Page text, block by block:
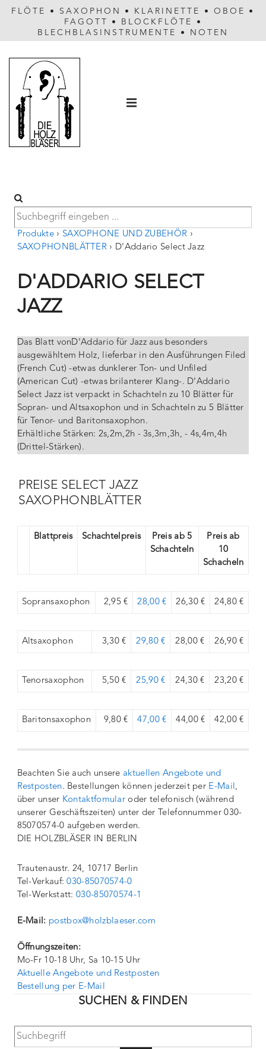
FLÖTE • SAXOPHON • KLARINETTE • OBOE
•
FAGOTT
• BLOCKFLÖTE
•
BLECHBLASINSTRUMENTE
• NOTEN
Produkte › SAXOPHONE UND ZUBEHÖR ›
SAXOPHONBLÄTTER › D'Addario Select Jazz
D'ADDARIO SELECT
JAZZ
Das Blatt vonD'Addario für Jazz aus besonders
ausgewähltem Holz, lieferbar in den Ausführungen Filed
(French Cut) -etwas dunklerer Ton- und Unfiled
(American Cut) -etwas brilanterer Klang-. D'Addario
Select Jazz ist verpackt in Schachteln zu 10 Blätter für
Sopran- und Altsaxophon und in Schachteln zu 5 Blätter
für Tenor- und Baritonsaxophon.
Erhältliche Stärken: 2s,2m,2h - 3s,3m,3h, - 4s,4m,4h
(Drittel-Stärken).
PREISE SELECT JAZZ
SAXOPHONBLÄTTER
Blattpreis Schachtelpreis
Preis ab 5
Schachteln
Preis ab
10
Schacheln
Sopransaxophon 2,95 € 28,00 € 26,30 € 24,80 €
Altsaxophon 3,30 € 29,80 € 28,00 € 26,90 €
Tenorsaxophon 5,50 € 25,90 € 24,30 € 23,20 €
Baritonsaxophon 9,80 € 47,00 € 44,00 € 42,00 €
Beachten Sie auch unsere aktuellen Angebote und
Restposten. Bestellungen können jederzeit per E-Mail,
über unser Kontaktfomular oder telefonisch (während
unserer Geschäftszeiten) unter der Telefonnummer 030-
85070574-0 aufgeben werden.
DIE HOLZBLÄSER IN BERLIN
Trautenaustr. 24, 10717 Berlin
Tel-Verkauf:030-85070574-0
Tel-Werkstatt:030-85070574-1
E-Mail: postbox@holzblaeser.com
Öffnungszeiten:
Mo-Fr 10-18 Uhr, Sa 10-15 Uhr
Aktuelle Angebote und Restposten
Bestellung per E-Mail
SUCHEN & FINDEN